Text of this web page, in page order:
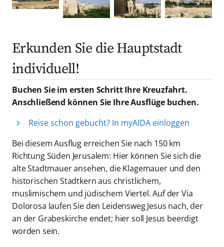
Erkunden Sie die Hauptstadt
individuell!
Buchen Sie im ersten Schritt Ihre Kreuzfahrt.
Anschließend können Sie Ihre Ausflüge buchen.
Reise schon gebucht? In myAIDA einloggen
Bei diesem Ausflug erreichen Sie nach 150 km
Richtung Süden Jerusalem: Hier können Sie sich die
alte Stadtmauer ansehen, die Klagemauer und den
historischen Stadtkern aus christlichem,
muslimischem und jüdischem Viertel. Auf der Via
Dolorosa laufen Sie den Leidensweg Jesus nach, der
an der Grabeskirche endet; hier soll Jesus beerdigt
worden sein.